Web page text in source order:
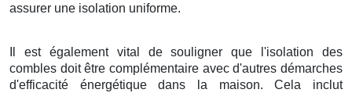
assurer une isolation uniforme.
Il est également vital de souligner que l'isolation des
combles doit être complémentaire avec d'autres démarches
d'efficacité énergétique dans la maison. Cela inclut